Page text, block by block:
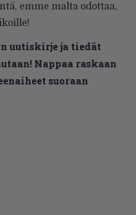
emme malta odottaa,
uutiskirje ja tiedät
Nappaa raskaan
suoraan